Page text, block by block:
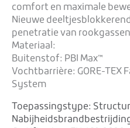
comfort en maximale
Nieuwe
penetratie van
Materiaal:
Buitenstof: PBI Max™
Vochtbarrière: GORE-TEX
System
Toepassingstype: